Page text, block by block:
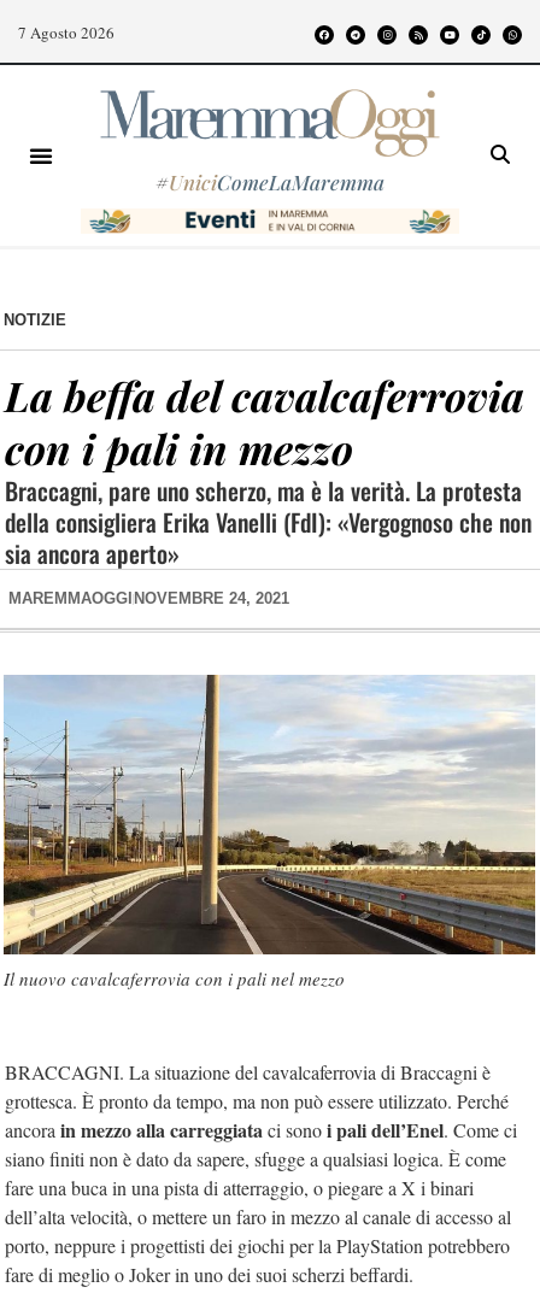
7 Agosto 2026
#UniciComeLaMaremma
NOTIZIE
La beffa del cavalcaferrovia
con i pali in mezzo
Braccagni, pare uno scherzo, ma è la verità. La protesta
della consigliera Erika Vanelli (FdI): «Vergognoso che non
sia ancora aperto»
MAREMMAOGGI NOVEMBRE 24, 2021
Il nuovo cavalcaferrovia con i pali nel mezzo
BRACCAGNI. La situazione del cavalcaferrovia di Braccagni è
grottesca. È pronto da tempo, ma non può essere utilizzato. Perché
ancora in mezzo alla carreggiataci sonoi pali dell’Enel. Come ci
siano finiti non è dato da sapere, sfugge a qualsiasi logica. È come
fare una buca in una pista di atterraggio, o piegare a X i binari
dell’alta velocità, o mettere un faro in mezzo al canale di accesso al
porto, neppure i progettisti dei giochi per la PlayStation potrebbero
fare di meglio o Joker in uno dei suoi scherzi beffardi.